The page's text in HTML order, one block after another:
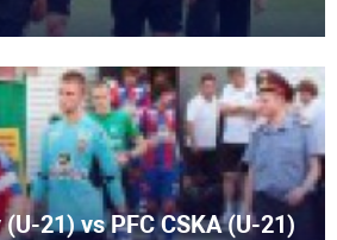
21) vs PFC CSKA (U-21)